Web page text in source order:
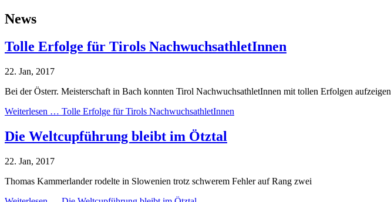
News
Tolle Erfolge für Tirols NachwuchsathletInnen
22. Jan, 2017
Bei der Österr. Meisterschaft in Bach konnten Tirol NachwuchsathletInnen mit tollen Erfolgen aufzeigen
Weiterlesen … Tolle Erfolge für Tirols NachwuchsathletInnen
Die Weltcupführung bleibt im Ötztal
22. Jan, 2017
Thomas Kammerlander rodelte in Slowenien trotz schwerem Fehler auf Rang zwei